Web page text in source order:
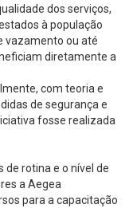
dos serviços,
à população
vazamento ou até
diretamente a
com teoria e
de segurança e
fosse realizada
rotina e o nível de
a Aegea
para a capacitação